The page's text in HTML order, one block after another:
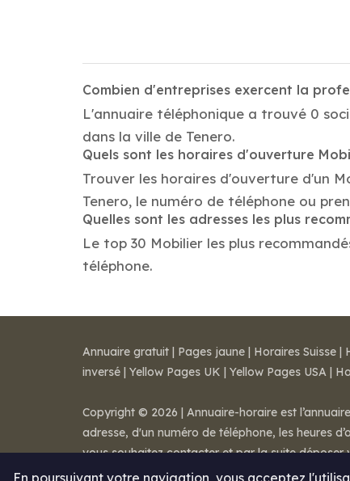
Combien d'entreprises exercent la
L'annuaire téléphonique a trouvé 0
dans la ville de Tenero.
Quels sont les horaires d'ouverture
Trouver les horaires d'ouverture d'un
Tenero, le numéro de téléphone ou
Quelles sont les adresses les plus
Le top 30 Mobilier les plus
téléphone.
En poursuivant votre navigation, vous acceptez
Annuaire gratuit | Pages jaune | Horaires Suisse |
inversé | Yellow Pages UK | Yellow Pages USA |
Copyright © 2026 | Annuaire-horaire est
adresse, d'un numéro de téléphone, les heures
vous souhaitez contacter et par la suite
Mentions légales-Conditions de ventes- Contact